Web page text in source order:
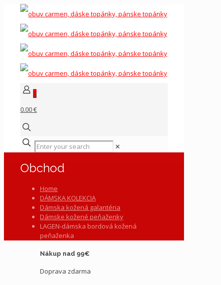
0
0.00 €
✕
Obchod
Home
DÁMSKA KOLEKCIA
Dámska kožená galantéria
Dámske kožené peňaženky
LAGEN-dámska bordová kožená
peňaženka
Nákup nad 99€
Doprava zdarma